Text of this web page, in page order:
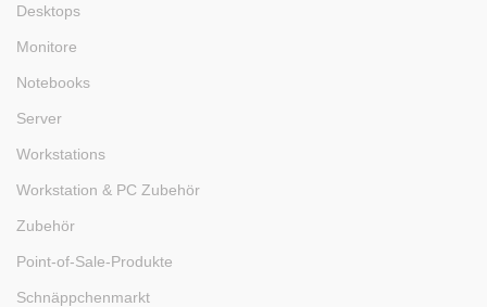
Desktops
Monitore
Notebooks
Server
Workstations
Workstation & PC Zubehör
Zubehör
Point-of-Sale-Produkte
Schnäppchenmarkt